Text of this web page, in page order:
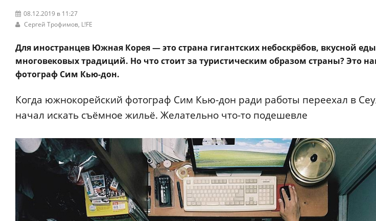
08.12.2019 в 11:27
Сергей Трофимов, L!FE
Для иностранцев Южная Корея — это страна гигантских небоскрёбов, вкусной
многовековых традиций. Но что стоит за туристическим образом страны? Это
фотограф Сим Кью-дон.
Когда южнокорейский фотограф Сим Кью-дон ради работы переехал в
начал искать съёмное жильё. Желательно что-то подешевле